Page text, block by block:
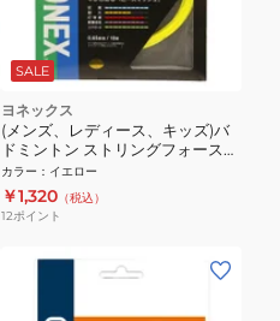
SALE
ヨネックス
(メンズ、レディース、キッズ)バ
ドミントン ストリングフォース
BG66F-004
カラー ： イエロー
￥1,320 （税込）
12ポイント